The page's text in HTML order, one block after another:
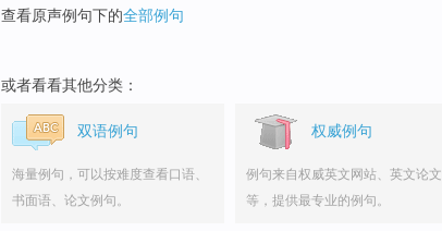
查看原声例句下的全部例句
或者看看其他分类：
双语例句
海量例句，可以按难度查看口语、
书面语、论文例句。
权威例句
例句来自权威英文网站、英文论文
等，提供最专业的例句。